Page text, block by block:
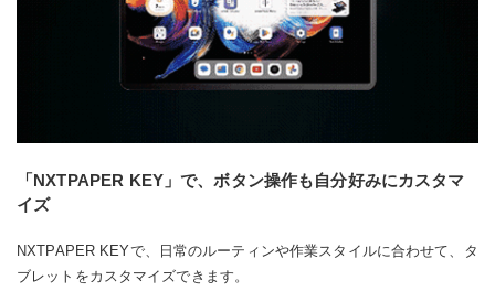
「NXTPAPER KEY」で、ボタン操作も自分好みにカスタマ
イズ
NXTPAPER KEYで、日常のルーティンや作業スタイルに合わせて、タ
ブレットをカスタマイズできます。